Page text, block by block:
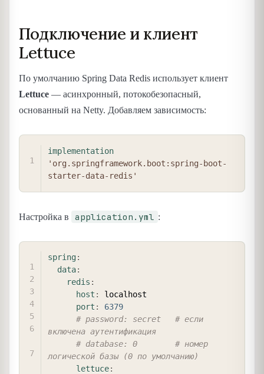
Подключение и клиент
Lettuce
По умолчанию Spring Data Redis использует клиент
Lettuce — асинхронный, потокобезопасный,
основанный на Netty. Добавляем зависимость:
implementation
'org.springframework.boot:spring-boot-
starter-data-redis'
Настройка в application.yml :
spring:
data:
redis :
host :
localhost
port :
6379
# password: secret   # если
включена аутентификация
# database: 0        # номер
логической базы (0 по умолчанию)
lettuce: